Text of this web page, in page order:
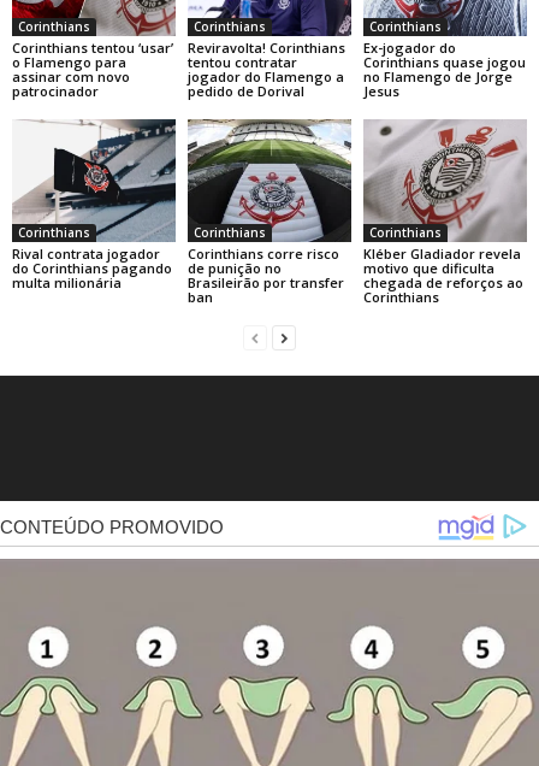
Corinthians
Corinthians tentou ‘usar’
o Flamengo para
assinar com novo
patrocinador
Corinthians
Reviravolta! Corinthians
tentou contratar
jogador do Flamengo a
pedido de Dorival
Corinthians
Ex-jogador do
Corinthians quase jogou
no Flamengo de Jorge
Jesus
Corinthians
Rival contrata jogador
do Corinthians pagando
multa milionária
Corinthians
Corinthians corre risco
de punição no
Brasileirão por transfer
ban
Corinthians
Kléber Gladiador revela
motivo que dificulta
chegada de reforços ao
Corinthians